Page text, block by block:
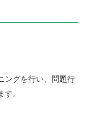
ングを行い、問題行
。